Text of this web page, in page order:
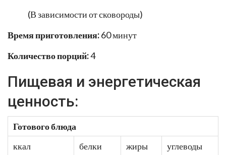
(В зависимости от сковороды)
Время приготовления:60 минут
Количество порций:4
Пищевая и энергетическая
ценность:
Готового блюда
ккал
белки жиры углеводы